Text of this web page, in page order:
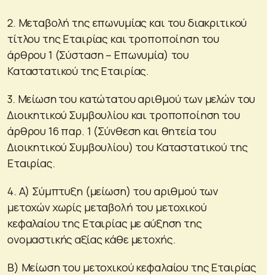
2. Μεταβολή της επωνυμίας και του διακριτικού
τίτλου της Εταιρίας και τροποποίηση του
άρθρου 1 (Σύσταση – Επωνυμία) του
Καταστατικού της Εταιρίας.
3. Μείωση του κατώτατου αριθμού των μελών του
Διοικητικού Συμβουλίου και τροποποίηση του
άρθρου 16 παρ. 1 (Σύνθεση και θητεία του
Διοικητικού Συμβουλίου) του Καταστατικού της
Εταιρίας.
4. A) Σύμπτυξη (μείωση) του αριθμού των
μετοχών χωρίς μεταβολή του μετοχικού
κεφαλαίου της Εταιρίας με αύξηση της
ονομαστικής αξίας κάθε μετοχής.
B) Μείωση του μετοχικού κεφαλαίου της Εταιρίας